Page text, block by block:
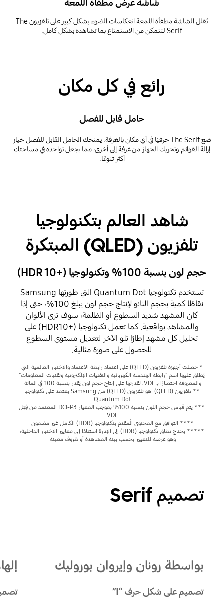
شاشة عرض مطفأة اللمعة
تُقلل الشاشة مطفأة اللمعة انعكاسات الضوء بشكل كبير على تلفزيون The
Serif لتتمكن من الاستمتاع بما تشاهده بشكل كامل.
رائع في كل مكان
حامل قابل للفصل
ضع The Serif حرفيًا في أي مكان بالغرفة. يمنحك الحامل القابل للفصل خيار
إزالة القوائم وتحريك الجهاز من غرفة إلى أخرى، مما يجعل تواجده في مساحتك
أكثر تنوعًا.
شاهد العالم بتكنولوجيا
تلفزيون (QLED) المبتكرة
حجم لون بنسبة 100% وتكنولوجيا (+HDR 10)
تستخدم تكنولوجيا Quantum Dot التي طورتها Samsung
نقاطًا كمية بحجم النانو لإنتاج حجم لون يبلغ 100%، حتى إذا
كان المشهد شديد السطوع أو الظلمة، سوف ترى الألوان
والمشاهد بواقعية. كما تعمل تكنولوجيا (+HDR10) على
تحليل كل مشهد إطارًا تلو الآخر لتعديل مستوى السطوع
للحصول على صورة مثالية.
* حصلت أجهزة تلفزيون (QLED) على اعتماد رابطة الاعتماد والاختبار العالمية التي
يُطلق عليها اسم "رابطة الهندسة الكهربائية والتقنيات الإلكترونية وتقنيات المعلومات"
والمعروفة اختصارًا بـ VDE، لقدرتها على إنتاج حجم لون يُقدر بنسبة 100 في المائة.
** تلفزيون (QLED): هو تلفزيون (QLED) من Samsung يعتمد على تكنولوجيا
Quantum Dot.
*** يتم قياس حجم اللون بنسبة 100% بموجب المعيار DCI-P3 المعتمد من قِبَل
VDE.
**** التوافق مع المحتوى المُقدم بتكنولوجيا (HDR) الكامل غير مضمون.
***** يحتاج نطاق تكنولوجيا (HDR) إلى الإنارة استنادًا إلى معايير الاختبار الداخلية،
وهو عرضة للتغيير بحسب بيئة المشاهدة أو ظروف معينة.
تصميم Serif
بواسطة رونان وإيروان بوروليك
تصميم على شكل حرف “I”